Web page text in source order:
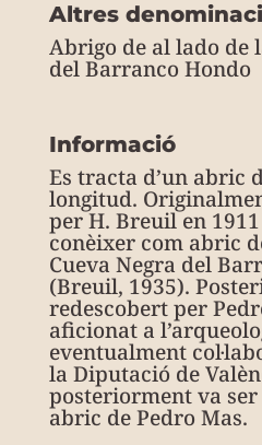
Altres
Abrigo de al lado de
del Barranco Hondo
Informació
Es tracta d’un abric
longitud.
per H. Breuil en
conèixer com abric
Cueva Negra del
(Breuil, 1935).
redescobert per
aficionat a
eventualment
la Diputació de
posteriorment va
abric de Pedro Mas.